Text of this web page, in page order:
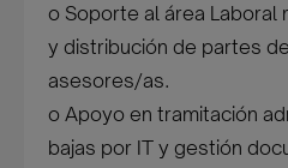
o Soporte al área Laboral
y distribución de partes
asesores/as.
o Apoyo en tramitación
bajas por IT y gestión